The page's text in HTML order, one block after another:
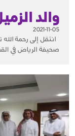
والد
2021-11-05
انتقل إلى رحمة
صحيفة الرياض في